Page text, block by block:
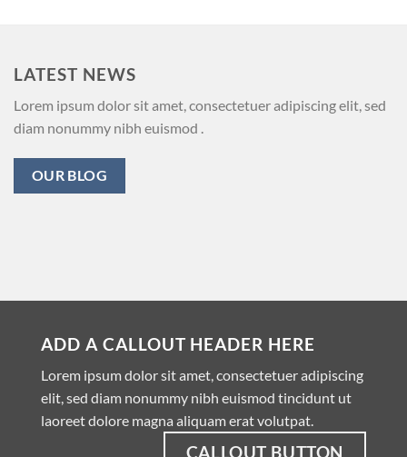
LATEST NEWS
Lorem ipsum dolor sit amet, consectetuer adipiscing elit, sed
diam nonummy nibh euismod .
OUR BLOG
ADD A CALLOUT HEADER HERE
Lorem ipsum dolor sit amet, consectetuer adipiscing
elit, sed diam nonummy nibh euismod tincidunt ut
laoreet dolore magna aliquam erat volutpat.
CALLOUT BUTTON